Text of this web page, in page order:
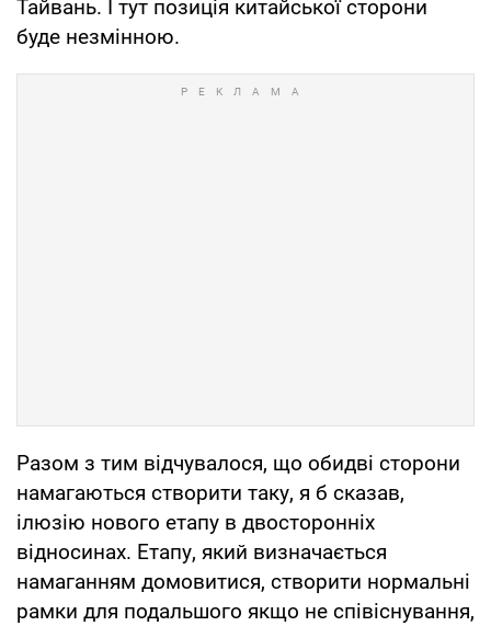
Тайвань. І тут позиція китайської сторони
буде незмінною.
Разом з тим відчувалося, що обидві сторони
намагаються створити таку, я б сказав,
ілюзію нового етапу в двосторонніх
відносинах. Етапу, який визначається
намаганням домовитися, створити нормальні
рамки для подальшого якщо не співіснування,